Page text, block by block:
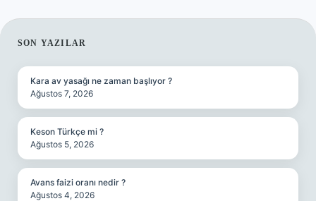
SIDEBAR
SON YAZILAR
Kara av yasağı ne zaman başlıyor ?
Ağustos 7, 2026
Keson Türkçe mi ?
Ağustos 5, 2026
Avans faizi oranı nedir ?
Ağustos 4, 2026